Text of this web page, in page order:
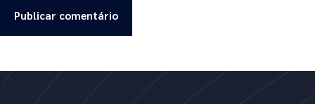
Publicar comentário